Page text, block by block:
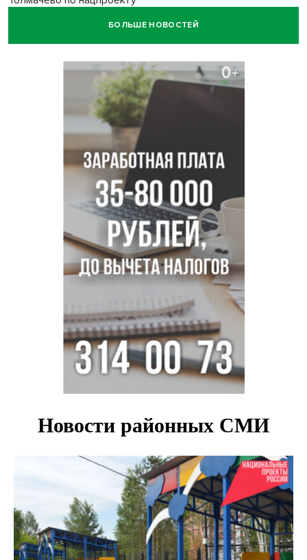
В Новосибирске зафиксирован рост заболеваемости
В Новосибирске осудили внука за продажу дедова ружья
псевдо-мигранту
В Новосибирске по КРТ сдали первую очередь
миниполиса «Фора»
О пустырях в центре Новосибирска из-за лимита
площади КРТ предупредили эксперты
БОЛЬШЕ НОВОСТЕЙ